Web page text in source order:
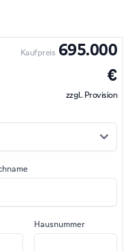
Kaufpreis 695.000
€
zzgl. Provision
Hausnummer